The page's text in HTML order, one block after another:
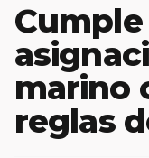
marino
reglas